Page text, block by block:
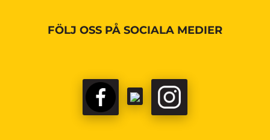
FÖLJ OSS PÅ SOCIALA MEDIER